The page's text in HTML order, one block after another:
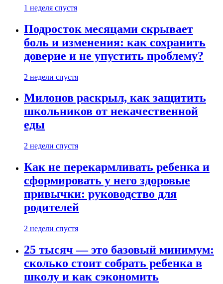
1 неделя спустя
Подросток месяцами скрывает
боль и изменения: как сохранить
доверие и не упустить проблему?
2 недели спустя
Милонов раскрыл, как защитить
школьников от некачественной
еды
2 недели спустя
Как не перекармливать ребенка и
сформировать у него здоровые
привычки: руководство для
родителей
2 недели спустя
25 тысяч — это базовый минимум:
сколько стоит собрать ребенка в
школу и как сэкономить